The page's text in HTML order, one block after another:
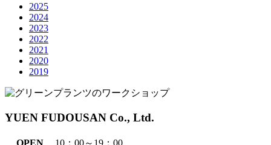
2025
2024
2023
2022
2021
2020
2019
YUEN FUDOUSAN Co., Ltd.